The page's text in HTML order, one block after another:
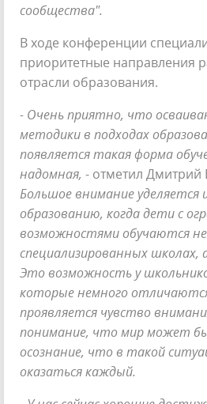
сообщества".
В ходе конференции
приоритетные направления
отрасли образования.
- Очень приятно, что
методики в подходах
появляется такая форма
надомная, - отметил
Большое внимание уделяется
образованию, когда дети с
возможностями обучаются
специализированных школах,
Это возможность у
которые немного
проявляется чувство
понимание, что мир может
осознание, что в такой
оказаться каждый.